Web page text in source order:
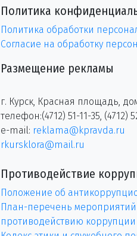
Политика
Политика обработки
Согласие на обработку
Размещение рекламы
г. Курск, Красная площадь,
телефон:(4712) 51-11-35, (4712)
e-mail: reklama@kpravda.ru
rkursklora@mail.ru
Противодействие
Положение об
План-перечень
противодействию коррупции